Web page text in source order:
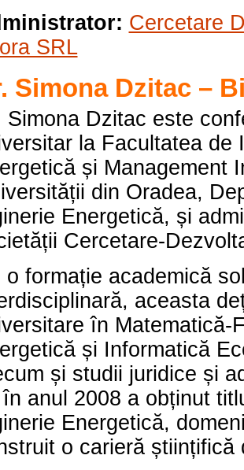
Cercetare
SRL
Simona Dzitac –
Simona Dzitac este
la Facultatea de
și Management
din Oradea,
Energetică, și
Cercetare-
o formație academică
aceasta
în Matematică-
și Informatică
și studii juridice și
anul 2008 a obținut
Energetică,
o carieră științifică